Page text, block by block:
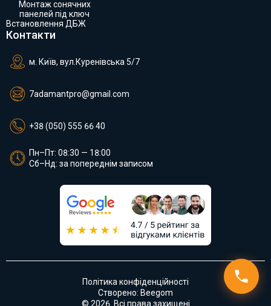
Монтаж сонячних
панелей під ключ
Встановлення ДБЖ
Контакти
м. Київ, вул.Куренівська 5/7
7adamantpro@gmail.com
+38 (050) 555 66 40
Пн–Пт: 08:30 — 18:00
Сб–Нд: за попереднім записом
Створено: Beegom
Політика конфіденційності
© 2026. Всі права захищені